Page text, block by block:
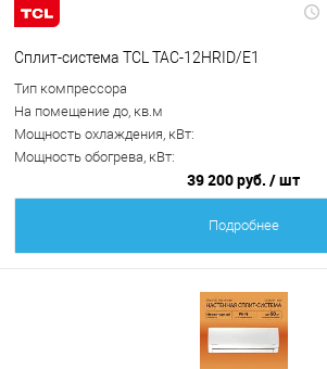
Сплит-система TCL TAC-12HRID/E1
Тип компрессора
На помещение до, кв.м
Мощность охлаждения, кВт:
Мощность обогрева, кВт:
39 200 руб. / шт
Подробнее